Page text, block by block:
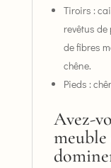
Tiroirs :
revêtus
de fibres
chêne.
Pieds :
Avez-
meuble